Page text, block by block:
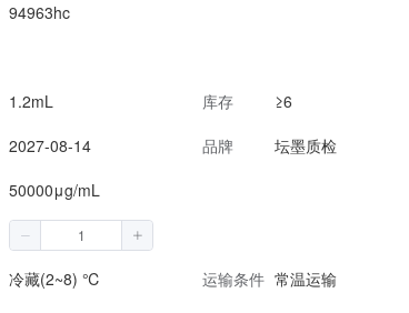
94963hc
1.2mL 库存
≥6
2027-08-14 品牌
坛墨质检
50000μg/mL
冷藏(2~8) ℃ 运输条件 常温运输